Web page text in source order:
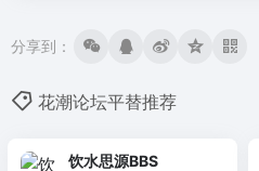
分享到：
花潮论坛平替推荐
饮水思源BBS